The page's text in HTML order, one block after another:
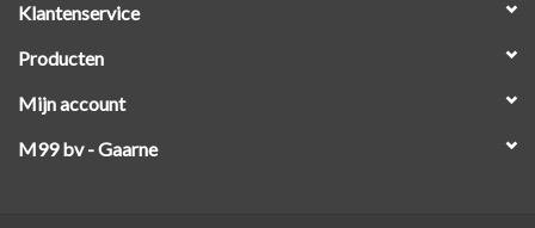
Klantenservice
Producten
Mijn account
M99 bv - Gaarne